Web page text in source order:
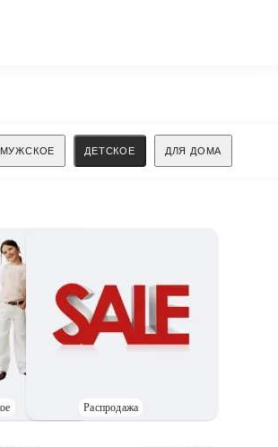
МУЖСКОЕ ДЕТСКОЕ ДЛЯ ДОМА
Распродажа